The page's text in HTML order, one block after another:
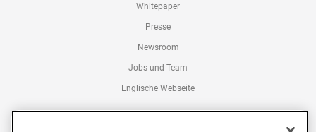
Whitepaper
Presse
Newsroom
Jobs und Team
Englische Webseite